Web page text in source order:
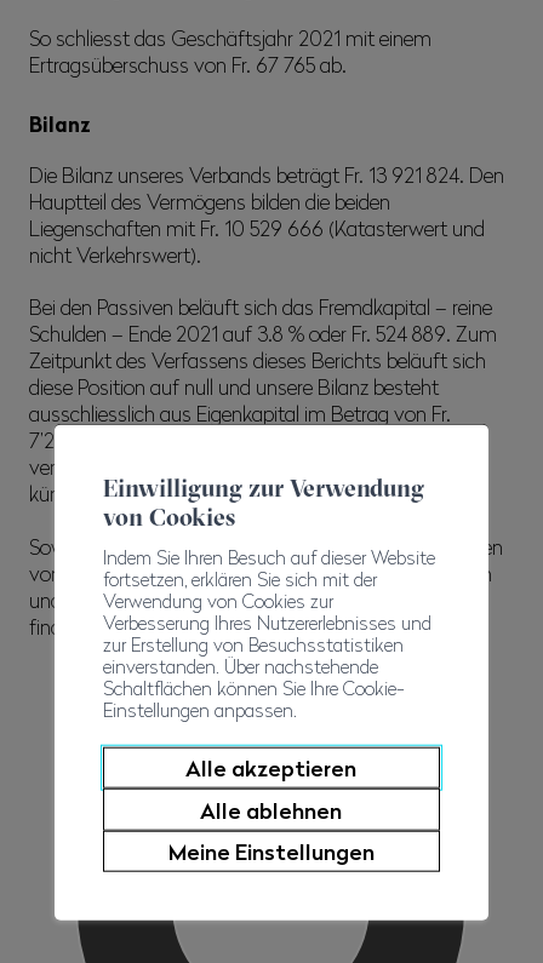
So schliesst das Geschäftsjahr 2021 mit einem
Ertragsüberschuss von Fr. 67 765 ab.
Bilanz
Die Bilanz unseres Verbands beträgt Fr. 13 921 824. Den
Hauptteil des Vermögens bilden die beiden
Liegenschaften mit Fr. 10 529 666 (Katasterwert und
nicht Verkehrswert).
Bei den Passiven beläuft sich das Fremdkapital – reine
Schulden – Ende 2021 auf 3.8 % oder Fr. 524 889. Zum
Zeitpunkt des Verfassens dieses Berichts beläuft sich
diese Position auf null und unsere Bilanz besteht
ausschliesslich aus Eigenkapital im Betrag von Fr.
7’262’933 (52.2%) und aus Rückstellungen für
verschiedene Elemente oder die Abdeckung von
künftigen Risiken.
Sowohl die Betriebsrechnung als auch die Bilanz zeugen
von einem rigorosen Finanzmanagement der Direktion
und des Vorstands des WBV und von einer gesunden
finanziellen Situation unseres Verbands.
Erträge
Einwilligung zur Verwendung
von Cookies
Indem Sie Ihren Besuch auf dieser Website
fortsetzen, erklären Sie sich mit der
Verwendung von Cookies zur
Verbesserung Ihres Nutzererlebnisses und
zur Erstellung von Besuchsstatistiken
einverstanden. Über nachstehende
Schaltflächen können Sie Ihre Cookie-
Einstellungen anpassen.
Alle akzeptieren
Alle ablehnen
Meine Einstellungen